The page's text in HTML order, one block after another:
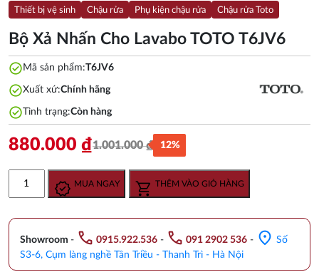
Thiết bị vệ sinh Chậu rửa Phụ kiện chậu rửa Chậu rửa Toto
Bộ Xả Nhấn Cho Lavabo TOTO T6JV6
check_circle Mã sản phẩm:T6JV6
check_circleXuất xứ:Chính hãng
check_circleTình trạng:Còn hàng
1.001.000₫
Giá
gốc
là:
880.000 ₫
Giá
hiện
tại
880.000 ₫.
12%
Cho
Lavabo
TOTO
T6JV6
MUA NGAY THÊM VÀO GIỎ HÀNG
Showroom - call 0915.922.536 - call 091 2902 536 - location_on Số
S3-6, Cụm làng nghề Tân Triều - Thanh Trì - Hà Nội